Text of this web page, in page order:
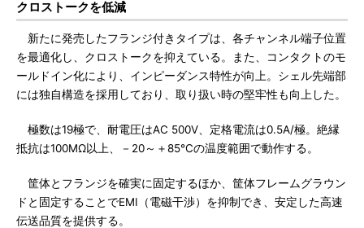
クロストークを低減
新たに発売したフランジ付きタイプは、各チャンネル端子位置
を最適化し、クロストークを抑えている。また、コンタクトのモ
ールドイン化により、インピーダンス特性が向上。シェル先端部
には独自構造を採用しており、取り扱い時の堅牢性も向上した。
極数は19極で、耐電圧はAC 500V、定格電流は0.5A/極。絶縁
抵抗は100MΩ以上、－20～＋85℃の温度範囲で動作する。
筐体とフランジを確実に固定するほか、筐体フレームグラウン
ドと固定することでEMI（電磁干渉）を抑制でき、安定した高速
伝送品質を提供する。